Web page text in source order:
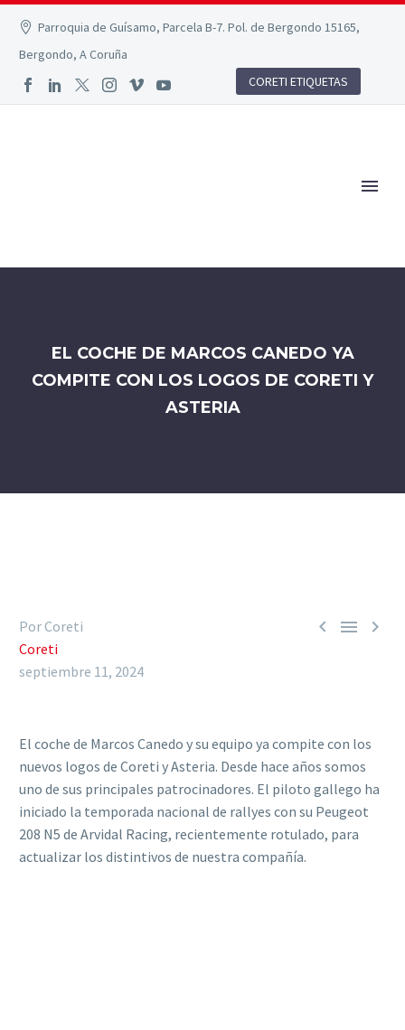
Parroquia de Guísamo, Parcela B-7. Pol. de Bergondo 15165,
Bergondo, A Coruña
CORETI ETIQUETAS
EL COCHE DE MARCOS CANEDO YA
COMPITE CON LOS LOGOS DE CORETI Y
ASTERIA
  
Por Coreti
Coreti
septiembre 11, 2024
El coche de Marcos Canedo y su equipo ya compite con los
nuevos logos de Coreti y Asteria. Desde hace años somos
uno de sus principales patrocinadores. El piloto gallego ha
iniciado la temporada nacional de rallyes con su Peugeot
208 N5 de Arvidal Racing, recientemente rotulado, para
actualizar los distintivos de nuestra compañía.